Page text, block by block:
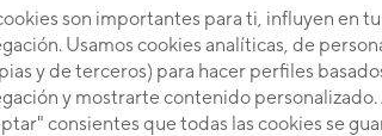
son importantes para ti, influyen en
Usamos cookies analíticas, de
y de terceros) para hacer perfiles
y mostrarte contenido personalizado.
consientes que todas las cookies se